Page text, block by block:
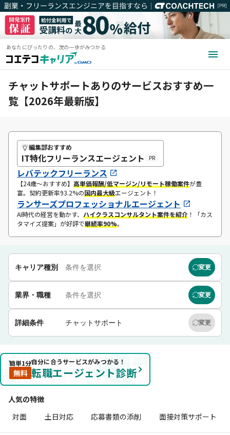
あなたにぴったりの、次の一歩がみつかる
チャットサポートありのサービスおすすめ一
覧【2026年最新版】
編集部おすすめ
IT特化フリーランスエージェント PR
レバテックフリーランス
​【24歳〜おすすめ】​ 高単価報酬/低マージン/リモート稼働案件が豊
富。契約更新率93.2%の国内最大級エージェント！
ランサーズプロフェッショナルエージェント
AI時代の経営を動かす、 ハイクラスコンサルタント案件を紹介 ！​「​カス
タマイズ提案」が好評で継続率90%。
キャリア種別 条件を選択 変更
業界・職種 条件を選択 変更
詳細条件 チャットサポート 変更
簡単1分
無料
自分に合うサービスがみつかる！
転職エージェント診断
人気の特徴
対面
土日対応 応募書類の添削 面接対策サポート